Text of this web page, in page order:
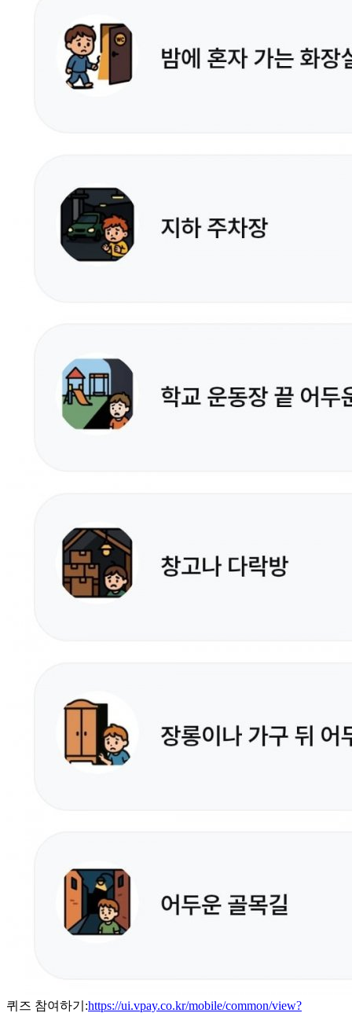
퀴즈 참여하기:https://ui.vpay.co.kr/mobile/common/view?